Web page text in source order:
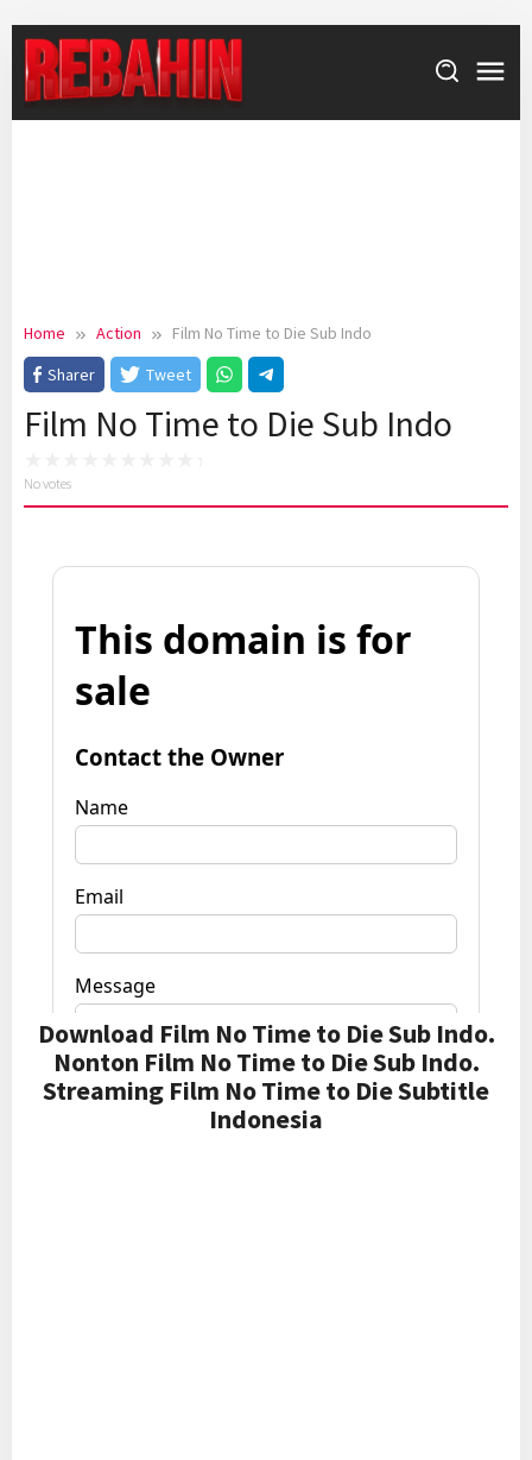
content
Home Action
Film No Time to Die Sub Indo
Sharer
Tweet
Film No Time to Die Sub Indo
No votes
Download Film No Time to Die Sub Indo.
Nonton Film No Time to Die Sub Indo.
Streaming Film No Time to Die Subtitle
Indonesia